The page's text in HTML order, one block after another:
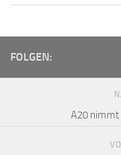
FOLGEN:
A20 nimmt